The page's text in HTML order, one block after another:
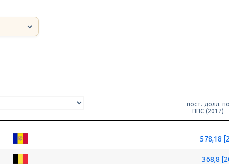
пост. долл. по
ППС (2017)
578,18
368,8